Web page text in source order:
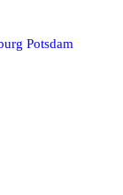
Potsdam